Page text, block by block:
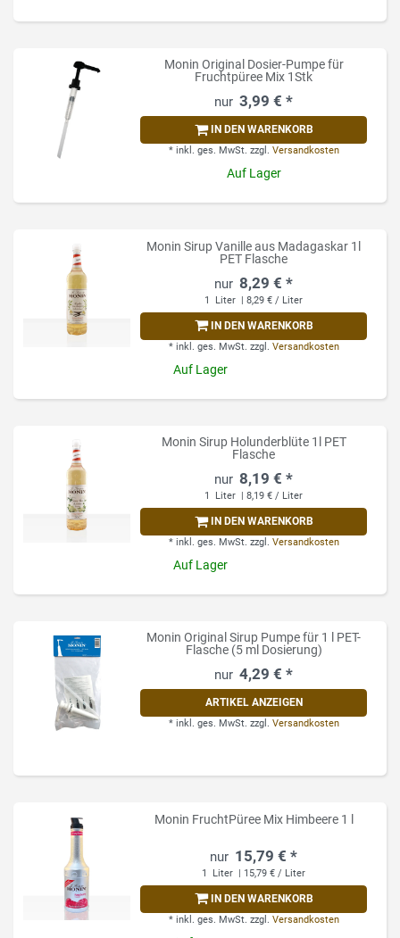
Monin Original Dosier-Pumpe für
Fruchtpüree Mix 1Stk
3,99 € *
IN DEN WARENKORB
* inkl. ges. MwSt. zzgl. Versandkosten
Auf Lager
Monin Sirup Vanille aus Madagaskar 1l
PET Flasche
8,29 € *
1 Liter | 8,29 € / Liter
IN DEN WARENKORB
* inkl. ges. MwSt. zzgl. Versandkosten
Auf Lager
Monin Sirup Holunderblüte 1l PET
Flasche
8,19 € *
1 Liter | 8,19 € / Liter
IN DEN WARENKORB
* inkl. ges. MwSt. zzgl. Versandkosten
Auf Lager
Monin Original Sirup Pumpe für 1 l PET-
Flasche (5 ml Dosierung)
4,29 € *
ARTIKEL ANZEIGEN
* inkl. ges. MwSt. zzgl. Versandkosten
Monin FruchtPüree Mix Himbeere 1 l
15,79 € *
1 Liter | 15,79 € / Liter
IN DEN WARENKORB
* inkl. ges. MwSt. zzgl. Versandkosten